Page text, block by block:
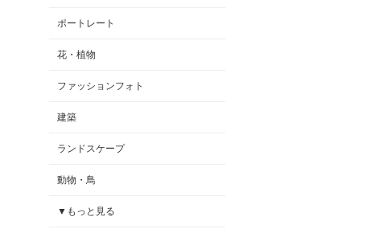
ポートレート
花・植物
ファッションフォト
建築
ランドスケープ
動物・鳥
▼もっと見る